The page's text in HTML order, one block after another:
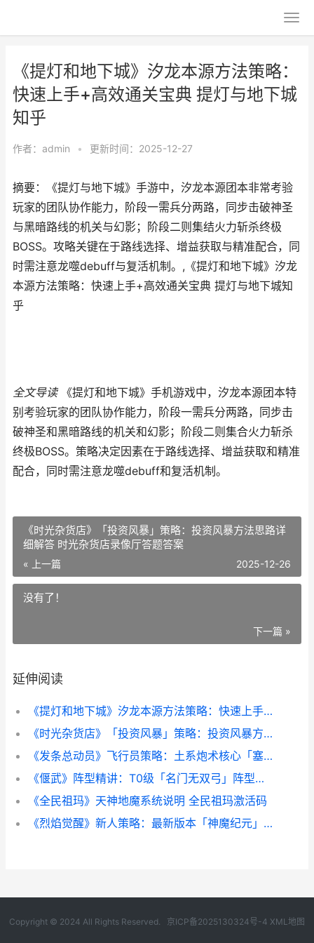
《提灯和地下城》汐龙本源方法策略：
快速上手+高效通关宝典 提灯与地下城
知乎
作者： admin • 更新时间：2025-12-27
摘要：《提灯与地下城》手游中，汐龙本源团本非常考验
玩家的团队协作能力，阶段一需兵分两路，同步击破神圣
与黑暗路线的机关与幻影；阶段二则集结火力斩杀终极
BOSS。攻略关键在于路线选择、增益获取与精准配合，同
时需注意龙噬debuff与复活机制。,《提灯和地下城》汐龙
本源方法策略：快速上手+高效通关宝典 提灯与地下城知
乎
全文导读《提灯和地下城》手机游戏中，汐龙本源团本特
别考验玩家的团队协作能力，阶段一需兵分两路，同步击
破神圣和黑暗路线的机关和幻影；阶段二则集合火力斩杀
终极BOSS。策略决定因素在于路线选择、增益获取和精准
配合，同时需注意龙噬debuff和复活机制。
《时光杂货店》「投资风暴」策略：投资风暴方法思路详
细解答 时光杂货店录像厅答题答案
« 上一篇 2025-12-26
没有了！
下一篇 »
延伸阅读
《提灯和地下城》汐龙本源方法策略：快速上手+高效通关宝典 提灯与地下城知乎
《时光杂货店》「投资风暴」策略：投资风暴方法思路详细解答 时光杂货店录像厅答题答案
《发条总动员》飞行员策略：土系炮术核心「塞拉斯」详细解答 发条总动员破解版
《偃武》阵型精讲：T0级「名门无双弓」阵型详细解答 偃师武器外观
《全民祖玛》天神地魔系统说明 全民祖玛激活码
《烈焰觉醒》新人策略：最新版本「神魔纪元」入门方法详细解答 烈焰闪觉醒
Copyright © 2024 All Rights Reserved. 京ICP备2025130324号-4 XML地图